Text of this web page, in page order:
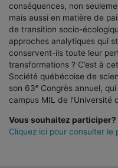
conséquences, non
mais aussi en matière de
de transition socio-
approches analytiques qui
conservent-ils toute leur
transformations ? C’est à
Société québécoise de
son 63ᵉ Congrès annuel,
campus MIL de l’Université
Vous souhaitez participer?
Cliquez ici pour consulter le